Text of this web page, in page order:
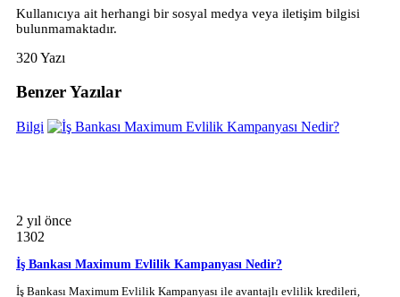
Kullanıcıya ait herhangi bir sosyal medya veya iletişim bilgisi
bulunmamaktadır.
320 Yazı
Benzer Yazılar
Bilgi
2 yıl önce
1302
İş Bankası Maximum Evlilik Kampanyası Nedir?
İş Bankası Maximum Evlilik Kampanyası ile avantajlı evlilik kredileri,